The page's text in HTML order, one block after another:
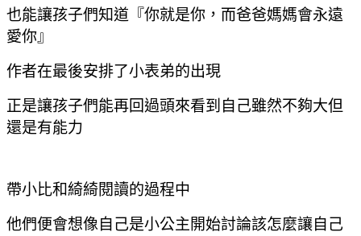
也能讓孩子們知道『你就是你，而爸爸媽媽會永遠
愛你』
作者在最後安排了小表弟的出現
正是讓孩子們能再回過頭來看到自己雖然不夠大但
還是有能力
帶小比和綺綺閱讀的過程中
他們便會想像自己是小公主開始討論該怎麼讓自己